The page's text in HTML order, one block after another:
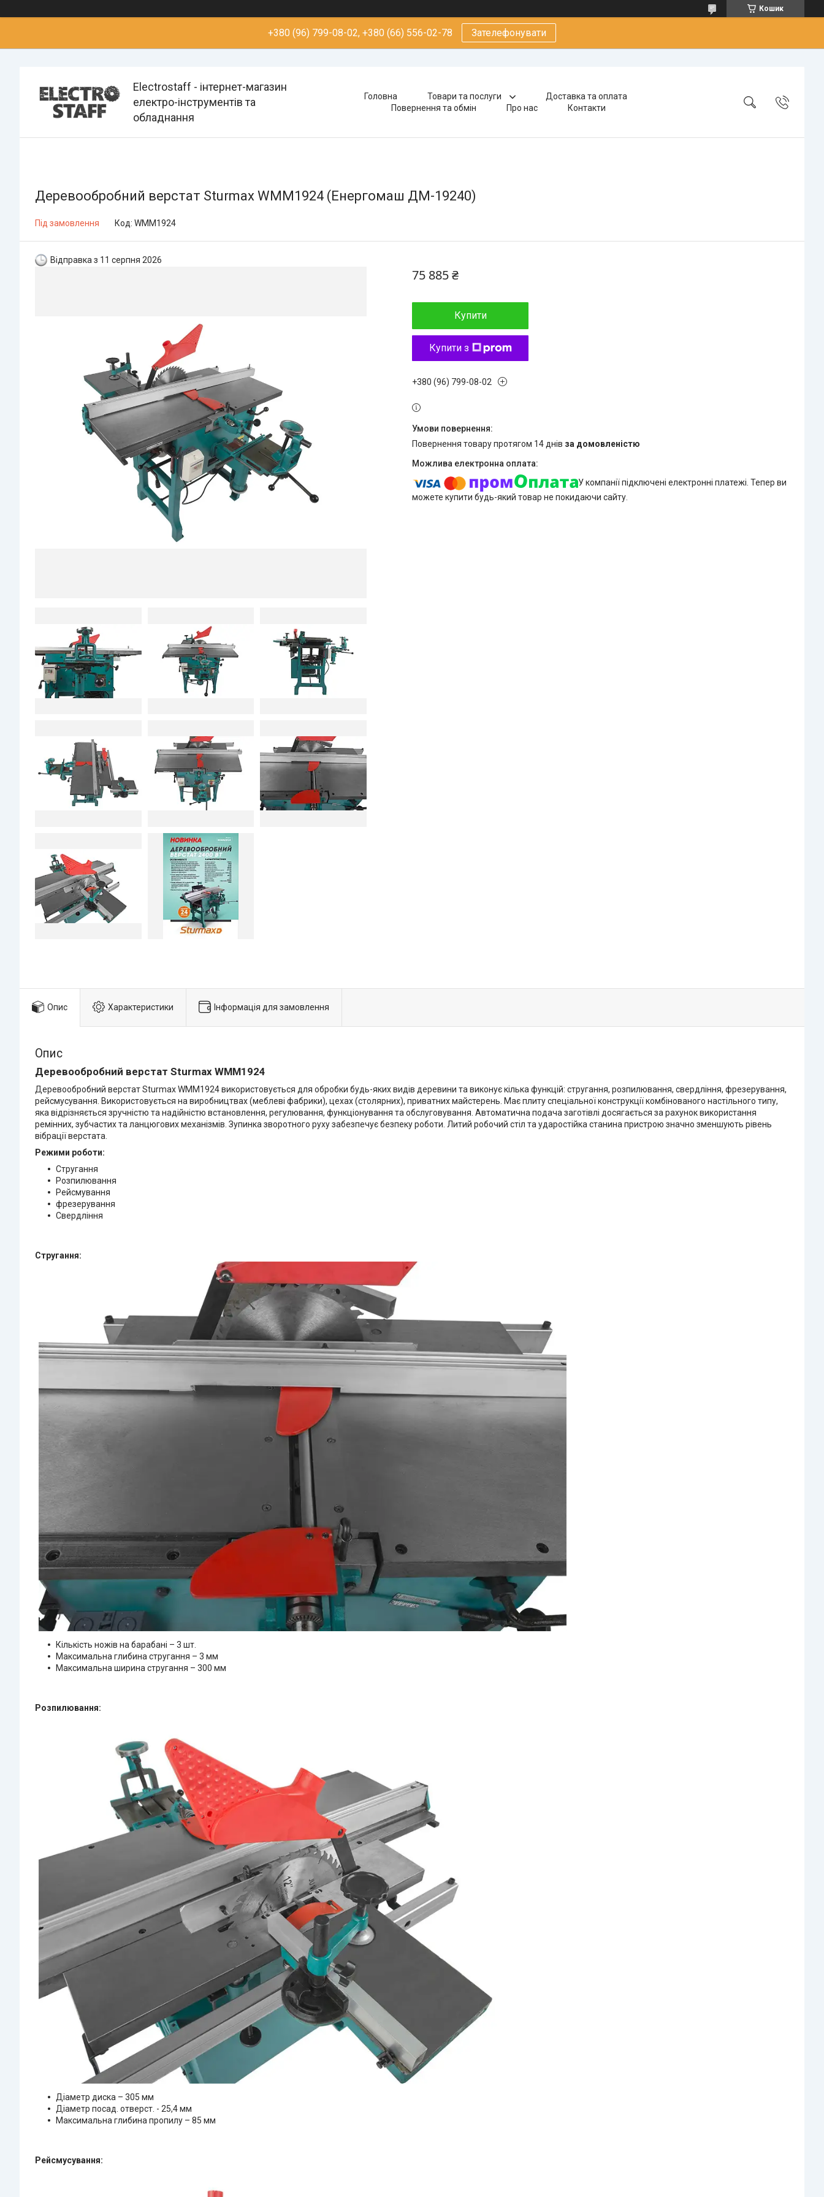
Кошик
+380 (96) 799-08-02, +380 (66) 556-02-78 Зателефонувати
Electrostaff - інтернет-магазин
електро-інструментів та
обладнання
Головна Товари та послуги
Доставка та оплата
Повернення та обмін
Про нас Контакти
Деревообробний верстат Sturmax WMM1924 (Енергомаш ДМ-19240)
Під замовлення Код: WMM1924
Відправка з 11 серпня 2026
75 885 ₴
Купити
Купити з
+380 (96) 799-08-02
повернення товару протягом 14 днів за домовленістю
У компанії підключені електронні платежі. Тепер ви
можете купити будь-який товар не покидаючи сайту.
Опис Характеристики Інформація для замовлення
Опис
Деревообробний верстат Sturmax WMM1924
Деревообробний верстат Sturmax WMM1924 використовується для обробки будь-яких видів деревини та виконує кілька функцій: стругання, розпилювання, свердління, фрезерування,
рейсмусування. Використовується на виробництвах (меблеві фабрики), цехах (столярних), приватних майстерень. Має плиту спеціальної конструкції комбінованого настільного типу,
яка відрізняється зручністю та надійністю встановлення, регулювання, функціонування та обслуговування. Автоматична подача заготівлі досягається за рахунок використання
ремінних, зубчастих та ланцюгових механізмів. Зупинка зворотного руху забезпечує безпеку роботи. Литий робочий стіл та ударостійка станина пристрою значно зменшують рівень
вібрації верстата.
Режими роботи:
Стругання
Розпилювання
Рейсмування
фрезерування
Свердління
Стругання:
Кількість ножів на барабані – 3 шт.
Максимальна глибина стругання – 3 мм
Максимальна ширина стругання – 300 мм
Розпилювання:
Діаметр диска – 305 мм
Діаметр посад. отверст. - 25,4 мм
Максимальна глибина пропилу – 85 мм
Рейсмусування: